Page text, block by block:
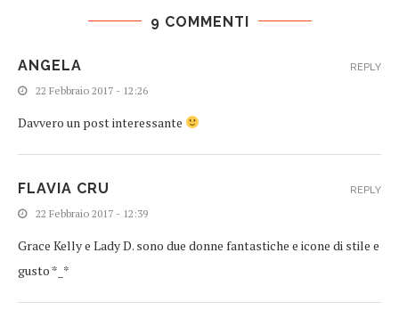
9 COMMENTI
ANGELA
22 Febbraio 2017 - 12:26
Davvero un post interessante
REPLY
FLAVIA CRU
22 Febbraio 2017 - 12:39
Grace Kelly e Lady D. sono due donne fantastiche e icone di stile e
gusto *_*
REPLY